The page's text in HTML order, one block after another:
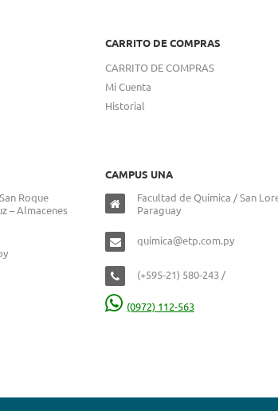
CARRITO DE COMPRAS
CARRITO DE COMPRAS
Mi Cuenta
Historial
Roque
– Almacenes
CAMPUS UNA
Facultad de Química / San
Paraguay
quimica@etp.com.py
(+595-21) 580-243 /
(0972) 112-563